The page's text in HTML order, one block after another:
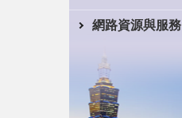
網路資源與服務